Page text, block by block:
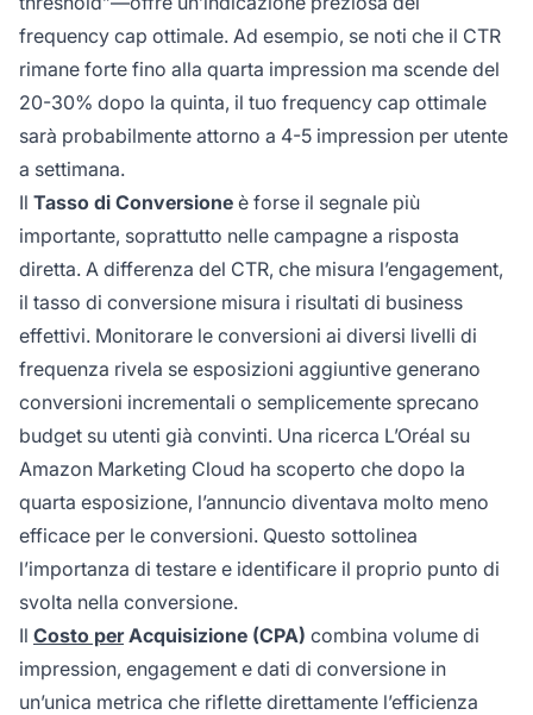
frequency cap ottimale. Ad esempio, se noti che il CTR
rimane forte fino alla quarta impression ma scende del
20-30% dopo la quinta, il tuo frequency cap ottimale
sarà probabilmente attorno a 4-5 impression per utente
a settimana.
Il Tasso di Conversione è forse il segnale più
importante, soprattutto nelle campagne a risposta
diretta. A differenza del CTR, che misura l’engagement,
il tasso di conversione misura i risultati di business
effettivi. Monitorare le conversioni ai diversi livelli di
frequenza rivela se esposizioni aggiuntive generano
conversioni incrementali o semplicemente sprecano
budget su utenti già convinti. Una ricerca L’Oréal su
Amazon Marketing Cloud ha scoperto che dopo la
quarta esposizione, l’annuncio diventava molto meno
efficace per le conversioni. Questo sottolinea
l’importanza di testare e identificare il proprio punto di
svolta nella conversione.
Il Costo perAcquisizione (CPA) combina volume di
impression, engagement e dati di conversione in
un’unica metrica che riflette direttamente l’efficienza